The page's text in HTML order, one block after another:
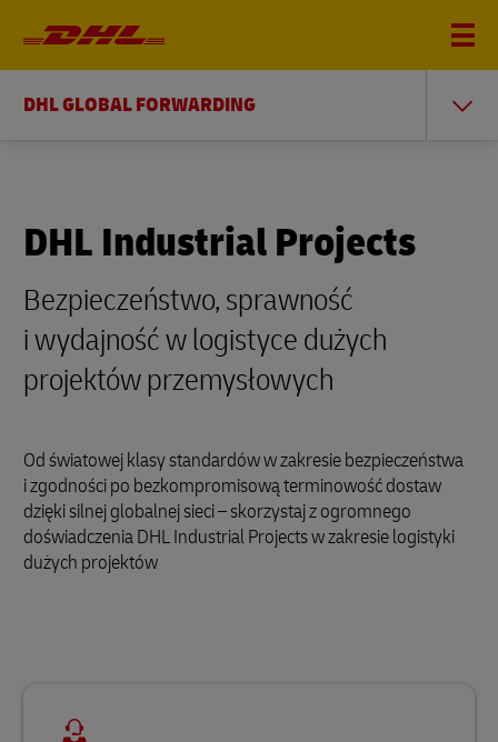
DHL GLOBAL FORWARDING
DHL Industrial Projects
Bezpieczeństwo, sprawność
i wydajność w logistyce dużych
projektów przemysłowych
Od światowej klasy standardów w zakresie bezpieczeństwa
i zgodności po bezkompromisową terminowość dostaw
dzięki silnej globalnej sieci – skorzystaj z ogromnego
doświadczenia DHL Industrial Projects w zakresie logistyki
dużych projektów